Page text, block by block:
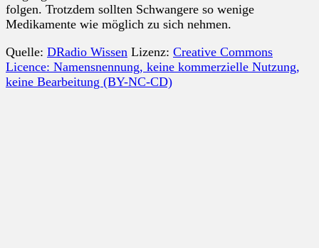
folgen. Trotzdem sollten Schwangere so wenige
Medikamente wie möglich zu sich nehmen.
Quelle: DRadio Wissen Lizenz: Creative Commons
Licence: Namensnennung, keine kommerzielle Nutzung,
keine Bearbeitung (BY-NC-CD)